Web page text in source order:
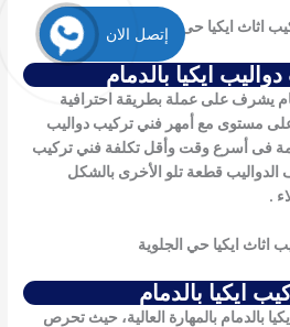
اثاث ايكيا حى الدانة
ايكيا بالدمام
يشرف على عملة بطريقة احترافية
مستوى مع أمهرفني تركيب دواليب
فى أسرع وقت وأقل تكلفةفني تركيب
الدواليب قطعة تلو الأخرى بالشكل
.
اثاث ايكيا حي الجلوية
ايكيا بالدمام
بالدمام بالمهارة العالية، حيث تحرص
إتصل الان